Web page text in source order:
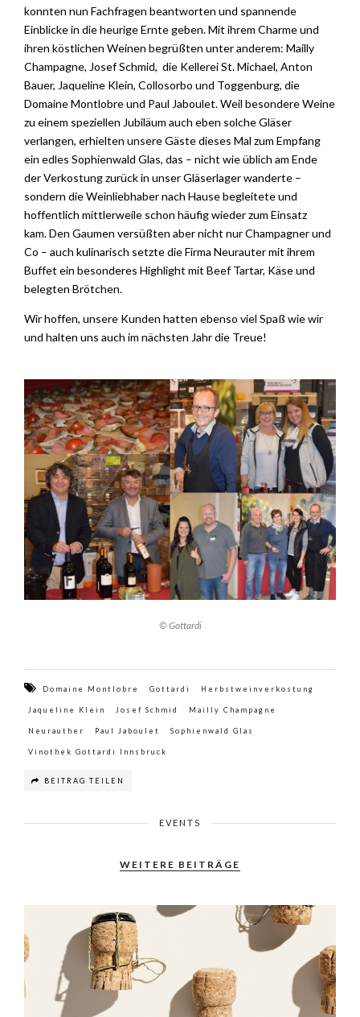
konnten nun Fachfragen beantworten und spannende
Einblicke in die heurige Ernte geben. Mit ihrem Charme und
ihren köstlichen Weinen begrüßten unter anderem: Mailly
Champagne, Josef Schmid, die Kellerei St. Michael, Anton
Bauer, Jaqueline Klein, Collosorbo und Toggenburg, die
Domaine Montlobre und Paul Jaboulet. Weil besondere Weine
zu einem speziellen Jubiläum auch eben solche Gläser
verlangen, erhielten unsere Gäste dieses Mal zum Empfang
ein edles Sophienwald Glas, das – nicht wie üblich am Ende
der Verkostung zurück in unser Gläserlager wanderte –
sondern die Weinliebhaber nach Hause begleitete und
hoffentlich mittlerweile schon häufig wieder zum Einsatz
kam. Den Gaumen versüßten aber nicht nur Champagner und
Co – auch kulinarisch setzte die Firma Neurauter mit ihrem
Buffet ein besonderes Highlight mit Beef Tartar, Käse und
belegten Brötchen.
Wir hoffen, unsere Kunden hatten ebenso viel Spaß wie wir
und halten uns auch im nächsten Jahr die Treue!
© Gottardi
Domaine Montlobre Gottardi Herbstweinverkostung
Jaqueline Klein Josef Schmid Mailly Champagne
Neurauther Paul Jaboulet Sophienwald Glas
Vinothek Gottardi Innsbruck
BEITRAG TEILEN
EVENTS
WEITERE BEITRÄGE